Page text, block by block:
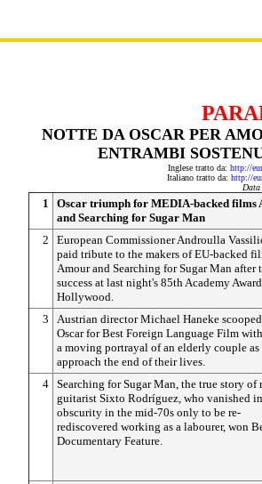
NOTTE DA OSCAR PER
ENTRAMBI
Inglese tratto da: http://
Italiano tratto da: http://
Data
1
Oscar triumph for MEDIA-backed films
and Searching for Sugar Man
2
European Commissioner Androulla
paid tribute to the makers of EU-backed
Amour and Searching for Sugar Man after
success at last night's 85th Academy
Hollywood.
3
Austrian director Michael Haneke
Oscar for Best Foreign Language Film
a moving portrayal of an elderly couple as
approach the end of their lives.
4 Searching for Sugar Man, the true story of
guitarist Sixto Rodríguez, who vanished
obscurity in the mid-70s only to be re-
rediscovered working as a labourer, won
Documentary Feature.